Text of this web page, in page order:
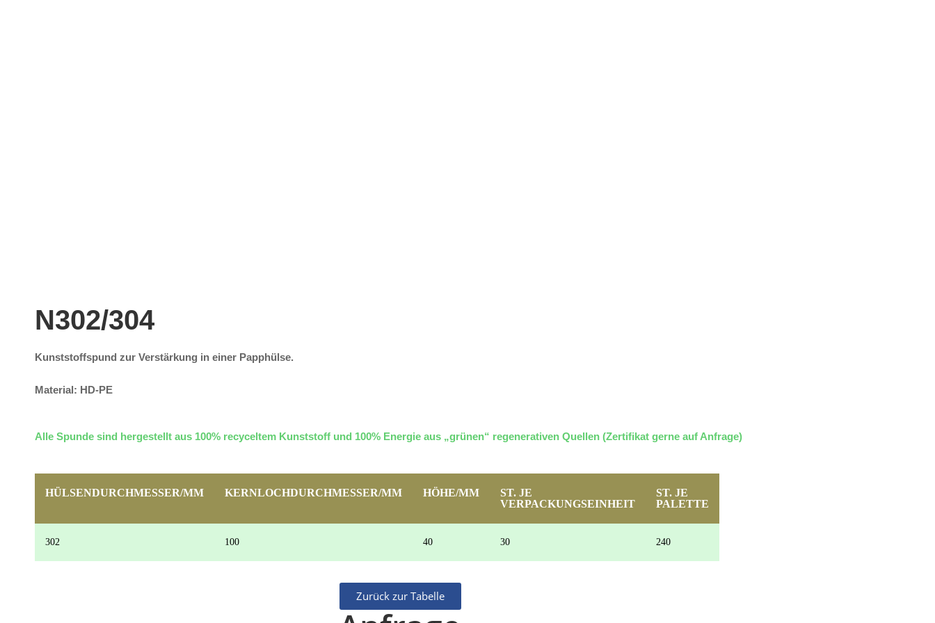
N302/304
Kunststoffspund zur Verstärkung in einer Papphülse.
Material: HD-PE
Alle Spunde sind hergestellt aus 100% recyceltem Kunststoff und 100% Energie aus „grünen“ regenerativen Quellen (Zertifikat gerne auf Anfrage)
HÜLSENDURCHMESSER/MM KERNLOCHDURCHMESSER/MM HÖHE/MM
ST. JE
VERPACKUNGSEINHEIT
ST. JE
PALETTE
302 100 40 30 240
Zurück zur Tabelle